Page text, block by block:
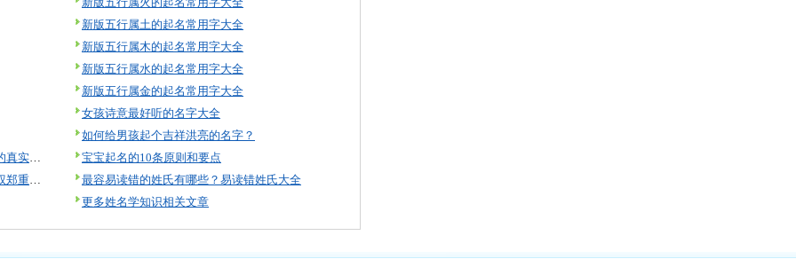
美名腾起名怎么样？来看看起名用户的真实评价！
美名腾智能起名软件著作权及知识产权郑重声明
新版五行属土的起名常用字大全
新版五行属木的起名常用字大全
新版五行属水的起名常用字大全
新版五行属金的起名常用字大全
女孩诗意最好听的名字大全
如何给男孩起个吉祥洪亮的名字？
宝宝起名的10条原则和要点
最容易读错的姓氏有哪些？易读错姓氏大全
更多姓名学知识相关文章